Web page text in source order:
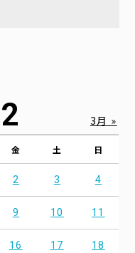
金 土 日
2 3 4
9 10 11
16 17 18
3月 »